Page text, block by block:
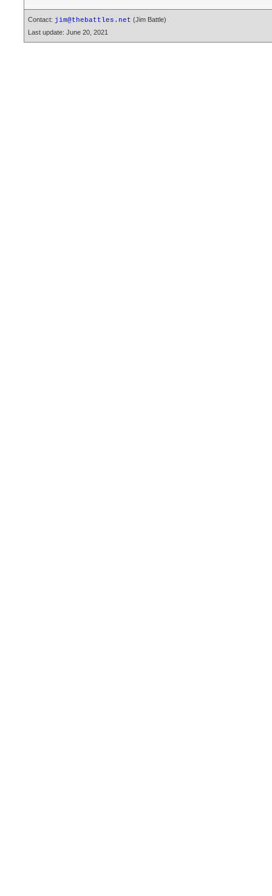
Contact: jim@thebattles.net (Jim Battle)
Last update: June 20, 2021